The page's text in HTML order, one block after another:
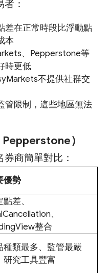
：
差在正常時段比浮動點
本
、Pepperstone等
時更低
不提供社群交
管限制，這些地區無法
）
商簡單對比：
優勢
點差、
、
整合
種類最多、監管最嚴
研究工具豐富